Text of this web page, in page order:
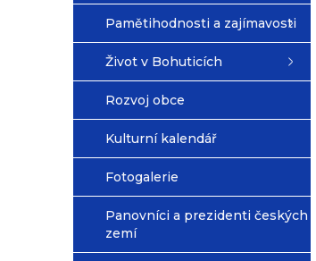
Pamětihodnosti a zajímavosti
Život v Bohuticích
Rozvoj obce
Kulturní kalendář
Fotogalerie
Panovníci a prezidenti českých
zemí